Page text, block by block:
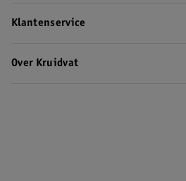
Klantenservice
Over Kruidvat